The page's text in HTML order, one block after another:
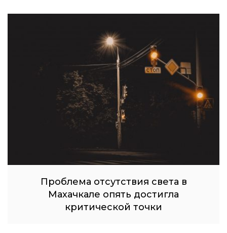
Проблема отсутствия света в
Махачкале опять достигла
критической точки